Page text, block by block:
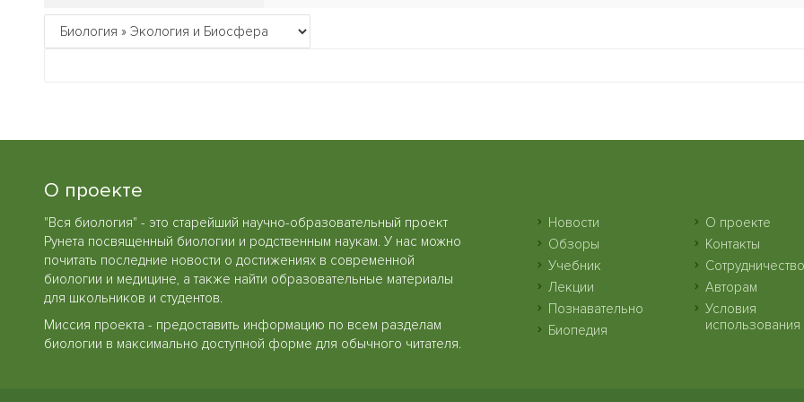
О проекте
"Вся биология" - это старейший научно-образовательный проект
Рунета посвященный биологии и родственным наукам. У нас можно
почитать последние новости о достижениях в современной
биологии и медицине, а также найти образовательные материалы
для школьников и студентов.
Миссия проекта - предоставить информацию по всем разделам
биологии в максимально доступной форме для обычного читателя.
Новости
Обзоры
Учебник
Лекции
Познавательно
Биопедия
О проекте
Контакты
Сотрудничество
Авторам
Условия
использования